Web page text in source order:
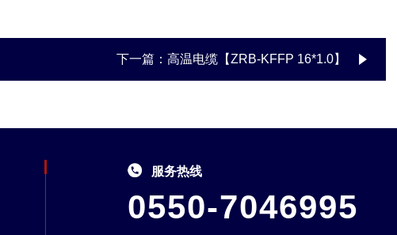
下一篇： 高温电缆【ZRB-KFFP 16*1.0】
服务热线
0550-7046995